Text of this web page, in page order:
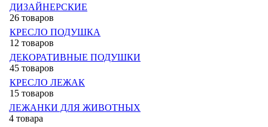
ДИЗАЙНЕРСКИЕ
26 товаров
КРЕСЛО ПОДУШКА
12 товаров
ДЕКОРАТИВНЫЕ ПОДУШКИ
45 товаров
КРЕСЛО ЛЕЖАК
15 товаров
ЛЕЖАНКИ ДЛЯ ЖИВОТНЫХ
4 товара